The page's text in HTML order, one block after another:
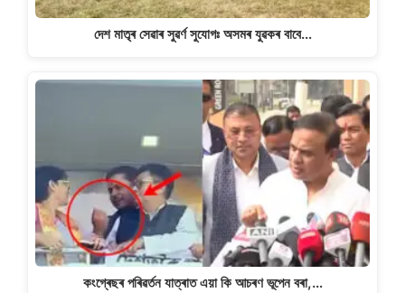
দেশ মাতৃৰ সেৱাৰ সুৱৰ্ণ সুযোগঃ অসমৰ যুৱকৰ বাবে…
কংগ্ৰেছৰ পৰিৱৰ্তন যাত্ৰাত এয়া কি আচৰণ ভূপেন বৰা,…